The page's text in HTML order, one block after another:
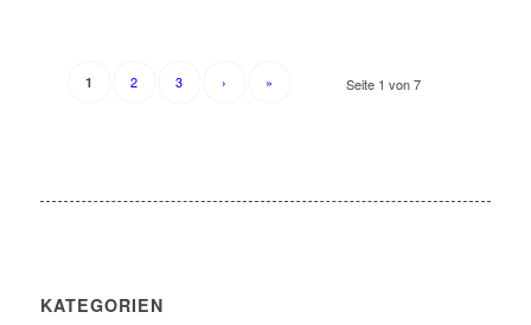
Seite 1 von 7
1 2 3 › »
KATEGORIEN